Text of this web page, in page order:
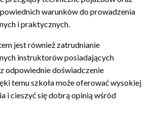
warunków do prowadzenia
i praktycznych.
jest również zatrudnianie
instruktorów posiadających
odpowiednie doświadczenie
temu szkoła może oferować wysokiej
i cieszyć się dobrą opinią wśród